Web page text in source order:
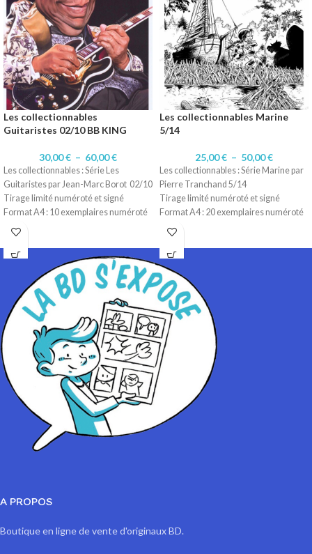
Les collectionnables
Guitaristes 02/10 BB KING
30,00€ – 60,00€
Les collectionnables : Série Les
Guitaristes par Jean-Marc Borot 02/10
Tirage limité numéroté et signé
Format A4 : 10 exemplaires numéroté
1 à 10/10.
1 à 10/10
Impression sur papier 200 gr Satiné
Les collectionnables Marine
5/14
25,00€ – 50,00€
Les collectionnables : Série Marine par
Pierre Tranchand 5/14
Tirage limité numéroté et signé
Format A4 : 20 exemplaires numéroté
1 à 20/20.
1 à 10/10
Technique d'origine: Encre de Chine
Impression sur papier 200 gr Satiné
A PROPOS
Boutique en ligne de vente d'originaux BD.